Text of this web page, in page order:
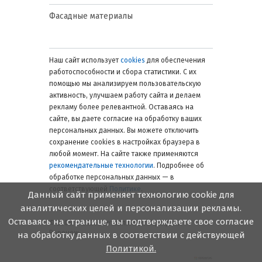
обеспечивает долговечность без
Профнастил с полимерным
покрытием (PE, PEMA, PVDF).
Дополнительная цветовая
стойкость, защита от
ультрафиолета, увеличенный срок
службы. Оптимален для фасадов и
видимых конструкций.
Полимерные слои толщиной 25–35
мкм повышают устойчивость к
механическим царапинам и
химическим воздействиям.
Нержавеющий профнастил.
Применяется в условиях
повышенной влажности или
агрессивной среды, где цинковое
покрытие недостаточно. Например,
для зданий в прибрежной зоне или
Фасадные материалы
Наш сайт использует cookies для обеспечения
работоспособности и сбора статистики. С их
помощью мы анализируем пользовательскую
активность, улучшаем работу сайта и делаем
рекламу более релевантной. Оставаясь на
сайте, вы даете согласие на обработку ваших
персональных данных. Вы можете отключить
сохранение cookies в настройках браузера в
любой момент. На сайте также применяются
рекомендательные технологии. Подробнее об
обработке персональных данных — в
Политике
© 2006 — 2026. Металлинвест Профиль.
Воронеж
Данный сайт применяет технологию cookie для
аналитических целей и персонализации рекламы.
Оставаясь на странице, вы подтверждаете свое согласие
на обработку данных в соответствии с действующей
Политикой.